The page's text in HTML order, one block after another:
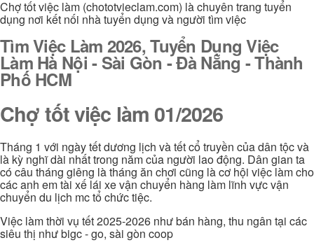
Chợ tốt việc làm (chototvieclam.com) là chuyên trang tuyển
dụng nơi kết nối nhà tuyển dụng và người tìm việc
Tìm Việc Làm 2026, Tuyển Dụng Việc
Làm Hà Nội - Sài Gòn - Đà Nẵng - Thành
Phố HCM
Chợ tốt việc làm 01/2026
Tháng 1 với ngày tết dương lịch và tết cổ truyền của dân tộc và
là kỳ nghĩ dài nhất trong năm của người lao động. Dân gian ta
có câu tháng giêng là tháng ăn chơi cũng là cơ hội việc làm cho
các anh em tài xế lái xe vận chuyển hàng làm lĩnh vực vận
chuyển du lịch mc tổ chức tiệc.
Việc làm thời vụ tết 2025-2026 như bán hàng, thu ngân tại các
siêu thị như bigc - go, sài gòn coop